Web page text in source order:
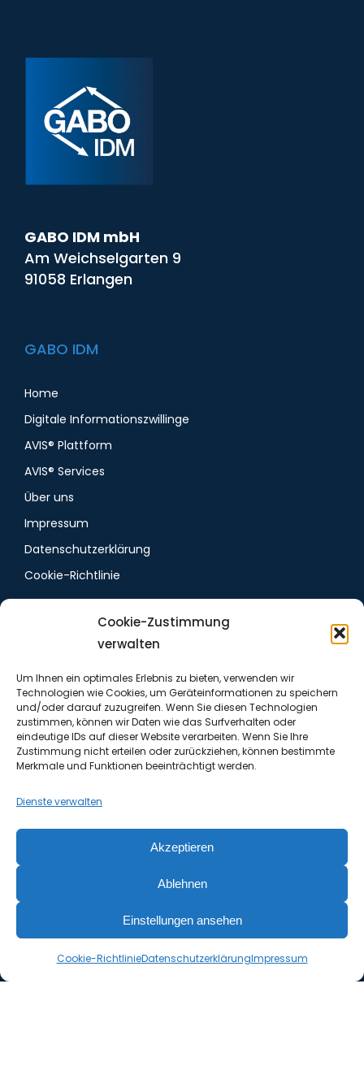
Cookie-Zustimmung
verwalten
Um Ihnen ein optimales Erlebnis zu bieten, verwenden wir
Technologien wie Cookies, um Geräteinformationen zu speichern
und/oder darauf zuzugreifen. Wenn Sie diesen Technologien
zustimmen, können wir Daten wie das Surfverhalten oder
eindeutige IDs auf dieser Website verarbeiten. Wenn Sie Ihre
Zustimmung nicht erteilen oder zurückziehen, können bestimmte
Merkmale und Funktionen beeinträchtigt werden.
Dienste verwalten
Akzeptieren
Ablehnen
Einstellungen ansehen
Cookie-RichtlinieDatenschutzerklärungImpressum
GABO IDM mbH
Am Weichselgarten 9
91058 Erlangen
GABO IDM
Home
Digitale Informationszwillinge
AVIS® Plattform
AVIS® Services
Über uns
Impressum
Datenschutzerklärung
Cookie-Richtlinie
LinkedIn
Youtube
Tel. 09131 / 873-50
Fax 09131 / 873-20​